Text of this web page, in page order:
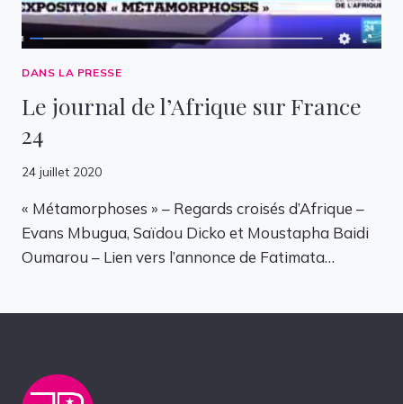
DANS LA PRESSE
Le journal de l’Afrique sur France
24
24 juillet 2020
« Métamorphoses » – Regards croisés d’Afrique –
Evans Mbugua, Saïdou Dicko et Moustapha Baidi
Oumarou – Lien vers l’annonce de Fatimata…